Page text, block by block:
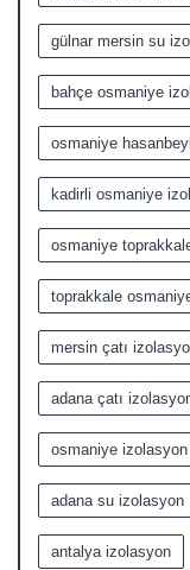
gülnar mersin su
bahçe osmaniye
osmaniye
kadirli osmaniye
osmaniye
toprakkale
mersin çatı
adana çatı
osmaniye izolasyon
adana su izolasyon
antalya izolasyon